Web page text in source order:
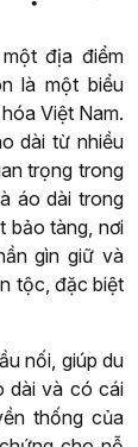
địa điểm
là một biểu
Việt Nam.
dài từ nhiều
trọng trong
áo dài trong
bảo tàng, nơi
gìn giữ và
tộc, đặc biệt
nối, giúp du
dài và có cái
thống của